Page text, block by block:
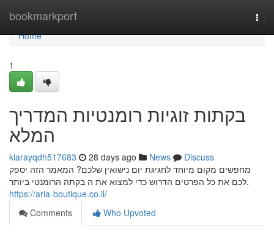
bookmarkport
Home
Home
1
בקתות זוגיות רומנטיות המדריך
המלא
kiarayqdh517683 28 days ago News
Discuss
מחפשים מקום מיוחד לחגיגת יום נישואין שלכם? המאמר הזה יספק
לכם את כל הפרטים הדרוש כדי למצוא את ה בקתה הרומנטי ביותר.
https://aria-boutique.co.il/
Comments
Who Upvoted